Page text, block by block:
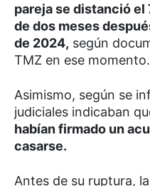
pareja se distanció el
de dos meses
de 2024, según
TMZ en ese momento.
Asimismo, según se
judiciales indicaban
habían firmado un
casarse.
Antes de su ruptura,